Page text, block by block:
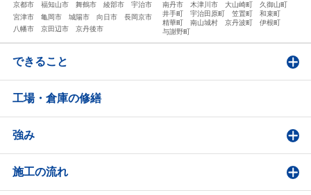
京都市 福知山市 舞鶴市 綾部市
宇治市
宮津市
亀岡市 城陽市 向日市
長岡京市
八幡市
京田辺市 京丹後市
南丹市 木津川市 大山崎町
久御山町
井手町
宇治田原町 笠置町
和束町
精華町
南山城村 京丹波町
伊根町
与謝野町
できること
工場・倉庫の修繕
強み
施工の流れ